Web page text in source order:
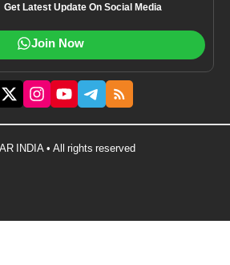
Get Latest Update On Social Media
Join Now
INDIA • All rights reserved